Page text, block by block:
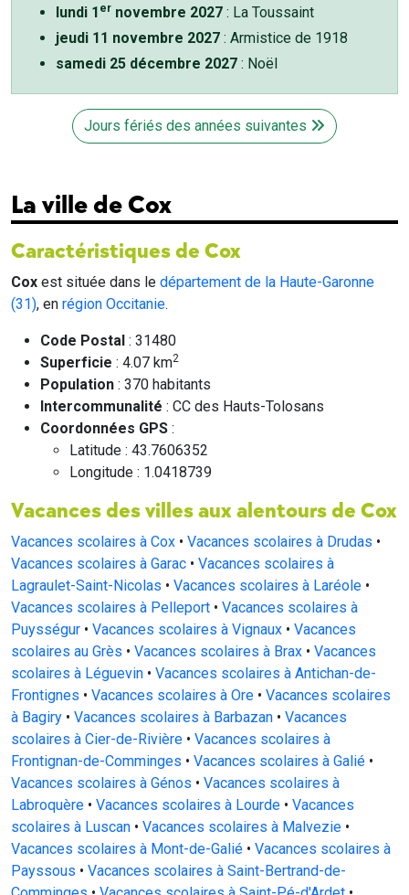
lundi 1 er novembre 2027 : La Toussaint
jeudi 11 novembre 2027 : Armistice de 1918
samedi 25 décembre 2027 : Noël
Jours fériés des années suivantes
La ville de Cox
Caractéristiques de Cox
Cox est située dans le département de la Haute-Garonne
(31), en région Occitanie.
Code Postal : 31480
Superficie : 4.07 km2
Population : 370 habitants
Intercommunalité : CC des Hauts-Tolosans
Coordonnées GPS :
Latitude : 43.7606352
Longitude : 1.0418739
Vacances des villes aux alentours de Cox
Vacances scolaires à Cox • Vacances scolaires à Drudas •
Vacances scolaires à Garac • Vacances scolaires à
Lagraulet-Saint-Nicolas • Vacances scolaires à Laréole •
Vacances scolaires à Pelleport • Vacances scolaires à
Puysségur • Vacances scolaires à Vignaux • Vacances
scolaires au Grès • Vacances scolaires à Brax • Vacances
scolaires à Léguevin • Vacances scolaires à Antichan-de-
Frontignes • Vacances scolaires à Ore • Vacances scolaires
à Bagiry • Vacances scolaires à Barbazan • Vacances
scolaires à Cier-de-Rivière • Vacances scolaires à
Frontignan-de-Comminges • Vacances scolaires à Galié •
Vacances scolaires à Génos • Vacances scolaires à
Labroquère • Vacances scolaires à Lourde • Vacances
scolaires à Luscan • Vacances scolaires à Malvezie •
Vacances scolaires à Mont-de-Galié • Vacances scolaires à
Payssous • Vacances scolaires à Saint-Bertrand-de-